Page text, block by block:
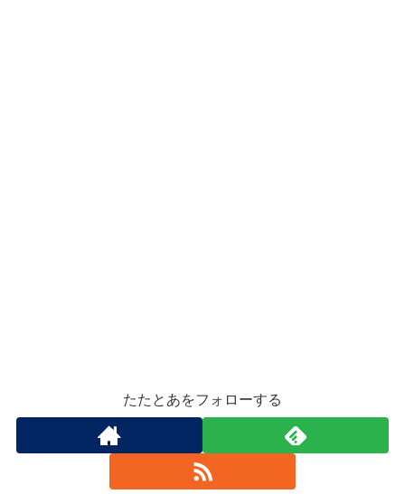
たたとあをフォローする